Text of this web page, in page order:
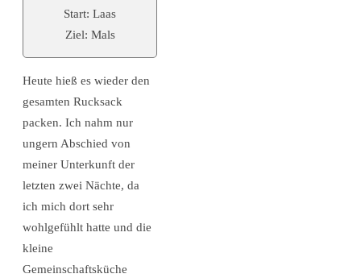
Start: Laas
Ziel: Mals
Heute hieß es wieder den
gesamten Rucksack
packen. Ich nahm nur
ungern Abschied von
meiner Unterkunft der
letzten zwei Nächte, da
ich mich dort sehr
wohlgefühlt hatte und die
kleine
Gemeinschaftsküche